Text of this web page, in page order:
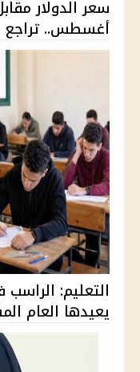
أغسطس.. تراجع في 10 بنوك
يعيدها العام